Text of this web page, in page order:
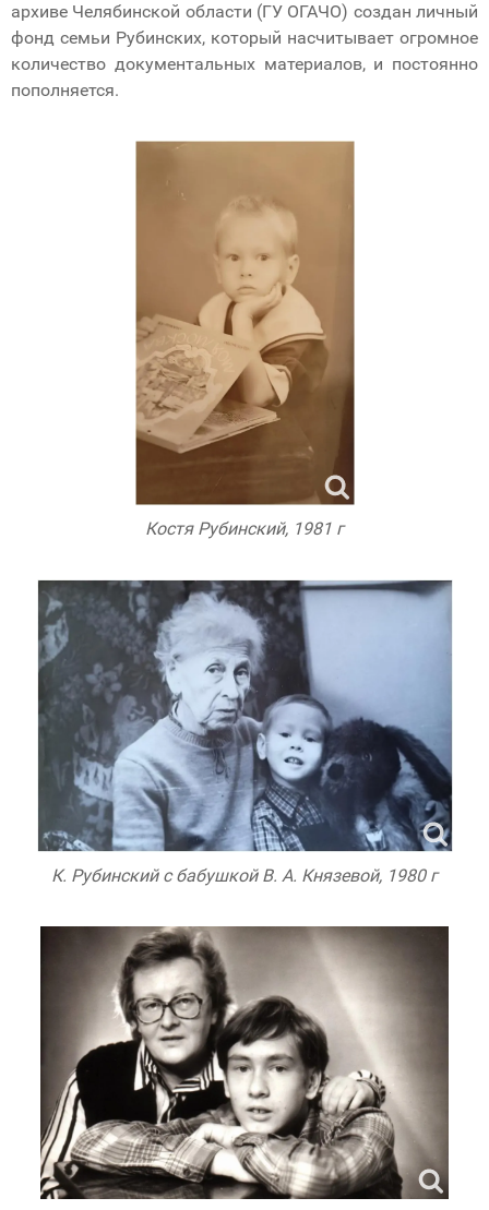
архиве Челябинской области (ГУ ОГАЧО) создан личный
фонд семьи Рубинских, который насчитывает огромное
количество документальных материалов, и постоянно
пополняется.
Костя Рубинский, 1981 г
К. Рубинский с бабушкой В. А. Князевой, 1980 г